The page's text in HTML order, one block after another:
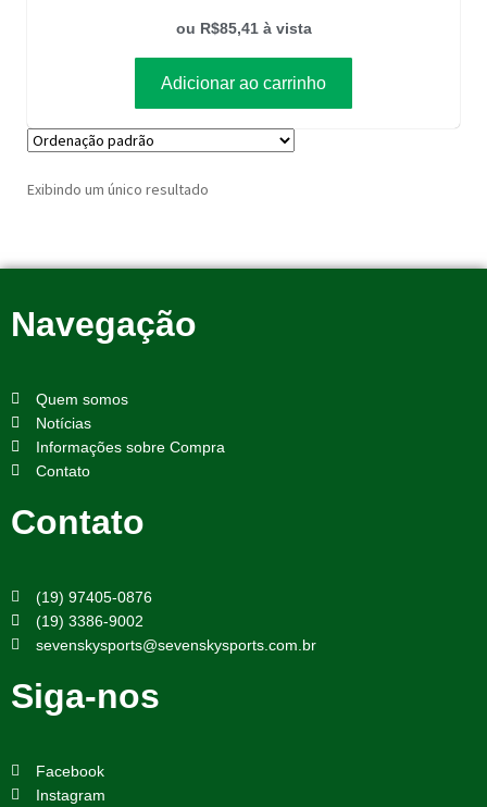
ou R$85,41 à vista
Adicionar ao carrinho
Exibindo um único resultado
Navegação
Quem somos
Notícias
Informações sobre Compra
Contato
Contato
(19) 97405-0876
(19) 3386-9002
sevenskysports@sevenskysports.com.br
Siga-nos
Facebook
Instagram